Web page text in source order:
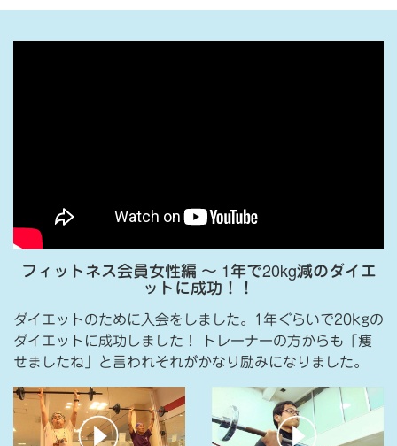
フィットネス会員女性編 〜 1年で20kg減のダイエ
ットに成功！！
ダイエットのために入会をしました。1年ぐらいで20kgの
ダイエットに成功しました！ トレーナーの方からも「痩
せましたね」と言われそれがかなり励みになりました。